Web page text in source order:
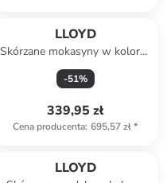
LLOYD
Skórzane mokasyny w kolorze
beżowym
-51%
339,95 zł
Cena producenta: 695,57 zł*
LLOYD